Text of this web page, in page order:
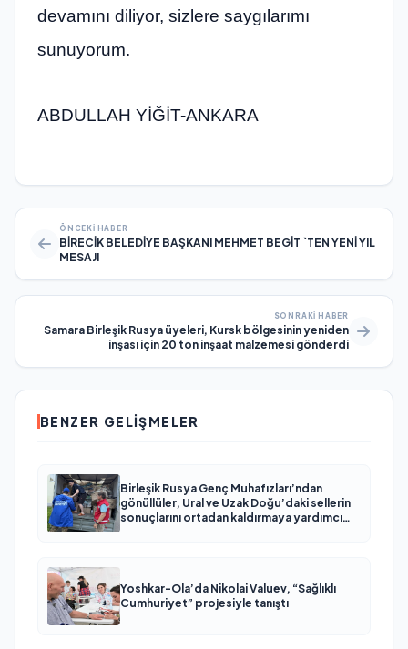
devamını diliyor, sizlere saygılarımı
sunuyorum.
ABDULLAH YİĞİT-ANKARA
ÖNCEKI HABER
BİRECİK BELEDİYE BAŞKANI MEHMET BEGİT `TEN YENİ YIL
MESAJI
SONRAKI HABER
Samara Birleşik Rusya üyeleri, Kursk bölgesinin yeniden
inşası için 20 ton inşaat malzemesi gönderdi
BENZER GELIŞMELER
Birleşik Rusya Genç Muhafızları’ndan
gönüllüler, Ural ve Uzak Doğu’daki sellerin
sonuçlarını ortadan kaldırmaya yardımcı
Yoshkar-Ola’da Nikolai Valuev, “Sağlıklı
Cumhuriyet” projesiyle tanıştı